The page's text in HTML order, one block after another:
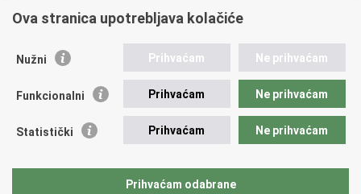
Važne poveznice
EMN Nacionalna kontaktna točka za Republiku Hrvatsku
Policijska akademija
Zaklada policijske solidarnosti
Udruge
Ova stranica upotrebljava kolačiće
Nužni Prihvaćam Ne prihvaćam
Funkcionalni Prihvaćam Ne prihvaćam
Statistički Prihvaćam Ne prihvaćam
Prihvaćam odabrane